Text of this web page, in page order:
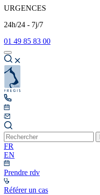
URGENCES
24h/24 - 7j/7
01 49 85 83 00
FR
EN
Prendre rdv
Référer un cas